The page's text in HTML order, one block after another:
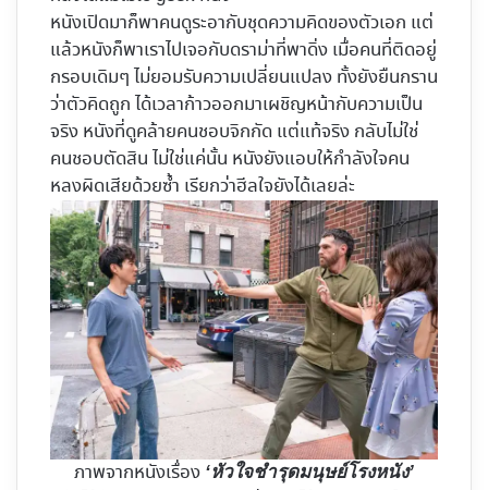
หนังเปิดมาก็พาคนดูระอากับชุดความคิดของตัวเอก แต่
แล้วหนังก็พาเราไปเจอกับดราม่าที่พาดิ่ง เมื่อคนที่ติดอยู่
กรอบเดิมๆ ไม่ยอมรับความเปลี่ยนแปลง ทั้งยังยืนกราน
ว่าตัวคิดถูก ได้เวลาก้าวออกมาเผชิญหน้ากับความเป็น
จริง หนังที่ดูคล้ายคนชอบจิกกัด แต่แท้จริง กลับไม่ใช่
คนชอบตัดสิน ไม่ใช่แค่นั้น หนังยังแอบให้กำลังใจคน
หลงผิดเสียด้วยซ้ำ เรียกว่าฮีลใจยังได้เลยล่ะ
ภาพจากหนังเรื่อง ‘หัวใจชำรุดมนุษย์โรงหนัง’